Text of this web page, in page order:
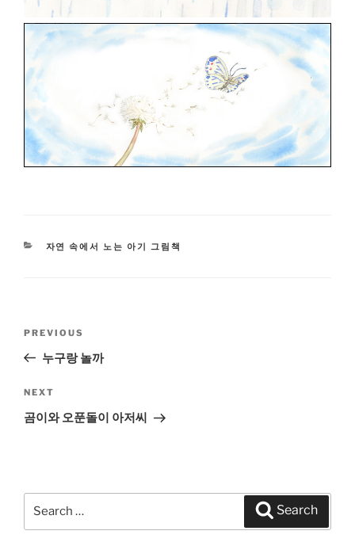
CATEGORIES
자연 속에서 노는 아기 그림책
Previous
Post
PREVIOUS
누구랑 놀까
Next
Post
NEXT
곰이와 오푼돌이 아저씨
Search
Search